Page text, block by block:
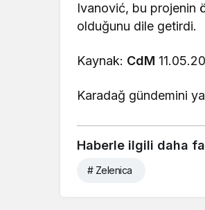
Ivanović, bu projenin
olduğunu dile getirdi.
Kaynak: CdM
Karadağ gündemini
Haberle ilgili daha
# Zelenica